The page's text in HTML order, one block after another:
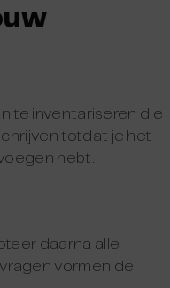
te inventariseren die
totdat je het
hebt.
daarna alle
vormen de